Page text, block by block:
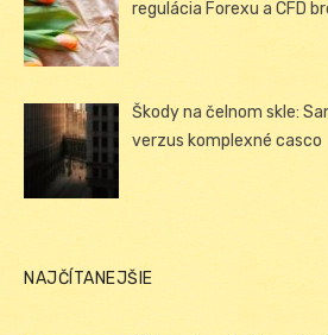
regulácia Forexu a CFD
Škody na čelnom skle:
verzus komplexné casco
NAJČÍTANEJŠIE